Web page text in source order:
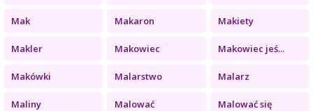
Mak Makaron Makiety
Makler Makowiec Makowiec jeś...
Makówki Malarstwo Malarz
Maliny Malować Malować się